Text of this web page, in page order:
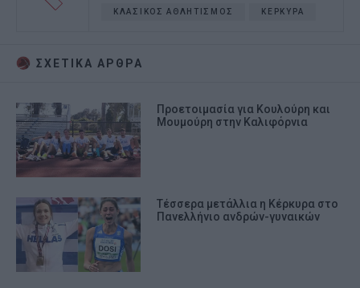
ΚΛΑΣΙΚΟΣ ΑΘΛΗΤΙΣΜΟΣ ΚΕΡΚΥΡΑ
ΣΧΕΤΙΚA AΡΘΡΑ
Προετοιμασία για Κουλούρη και
Μουμούρη στην Καλιφόρνια
Τέσσερα μετάλλια η Κέρκυρα στο
Πανελλήνιο ανδρών-γυναικών